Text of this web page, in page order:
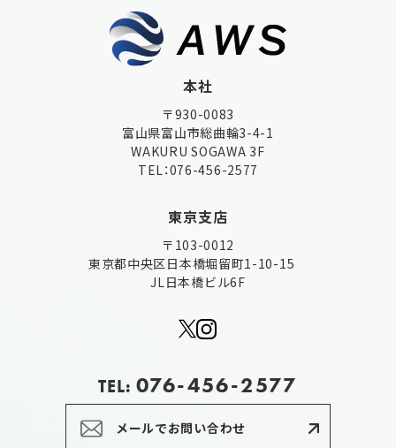
本社
〒930-0083
富山県富山市総曲輪3-4-1
WAKURU SOGAWA 3F
TEL：076-456-2577
東京支店
〒103-0012
東京都中央区日本橋堀留町1-10-15
JL日本橋ビル6F
TEL: 076-456-2577
メールでお問い合わせ